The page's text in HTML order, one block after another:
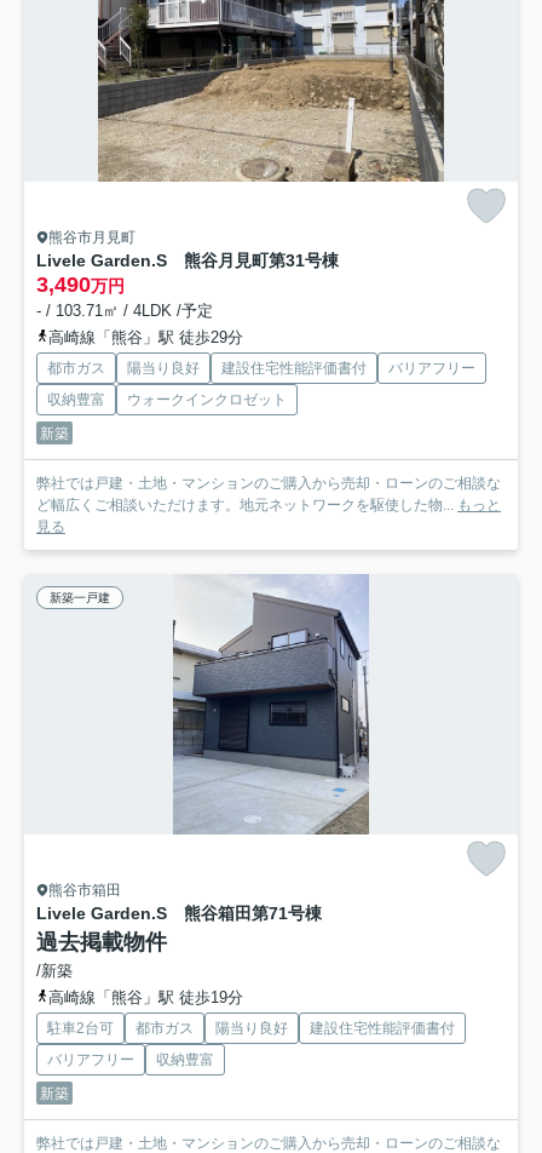
熊谷市月見町
Livele Garden.S 熊谷月見町第31号棟
3,490万円
- / 103.71㎡ / 4LDK /予定
高崎線「熊谷」駅 徒歩29分
都市ガス 陽当り良好 建設住宅性能評価書付
バリアフリー
収納豊富
ウォークインクロゼット
新築
弊社では戸建・土地・マンションのご購入から売却・ローンのご相談な
ど幅広くご相談いただけます。地元ネットワークを駆使した物...
もっと
見る
新築一戸建
熊谷市箱田
Livele Garden.S 熊谷箱田第71号棟
過去掲載物件
/新築
高崎線「熊谷」駅 徒歩19分
駐車2台可 都市ガス 陽当り良好
建設住宅性能評価書付
バリアフリー
収納豊富
新築
弊社では戸建・土地・マンションのご購入から売却・ローンのご相談な